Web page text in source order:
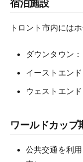
トロント市内には
ダウンタウン
イーストエン
ウェストエン
ワールドカップ
公共交通を利